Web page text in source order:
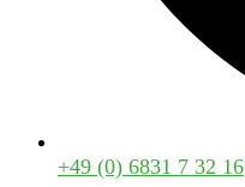
+49 (0) 6831 7 32 16